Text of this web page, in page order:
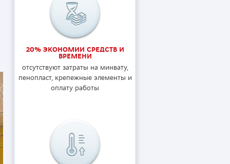
20% ЭКОНОМИИ СРЕДСТВ И
ВРЕМЕНИ
отсутствуют затраты на минвату,
пенопласт, крепежные элементы и
оплату работы